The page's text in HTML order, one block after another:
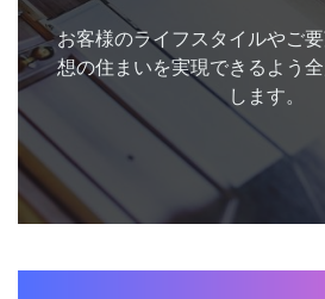
お客様のライフスタイルやご
想の住まいを実現できるよう
します。